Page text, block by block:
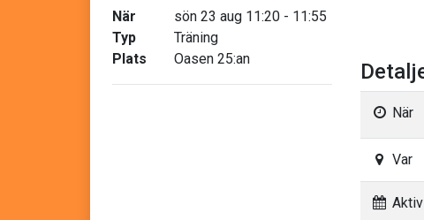
När
sön 23 aug 11:20 - 11:55
Typ
Träning
Plats
Oasen 25:an
När
Var